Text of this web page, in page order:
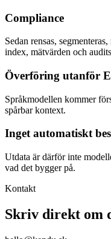
Compliance
Sedan rensas,
index, mätvärden och
Överföring utanför
Språkmodellen kommer
spårbar kontext.
Inget automatiskt
Utdata är därför inte
vad det bygger på.
Kontakt
Skriv direkt om